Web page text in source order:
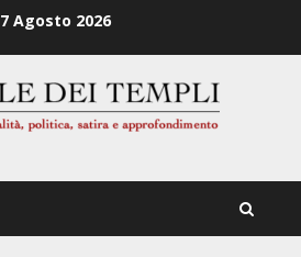
7 Agosto 2026